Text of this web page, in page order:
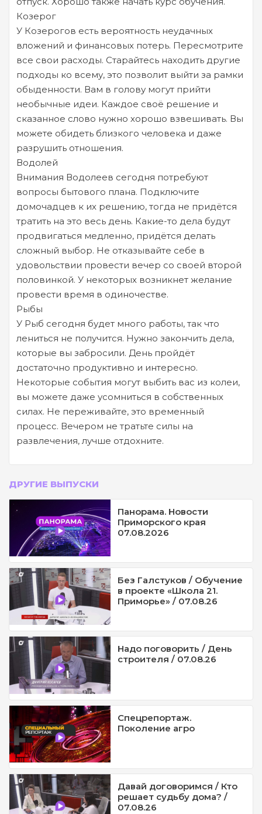
Козерог
У Козерогов есть вероятность неудачных
вложений и финансовых потерь. Пересмотрите
все свои расходы. Старайтесь находить другие
подходы ко всему, это позволит выйти за рамки
обыденности. Вам в голову могут прийти
необычные идеи. Каждое своё решение и
сказанное слово нужно хорошо взвешивать. Вы
можете обидеть близкого человека и даже
разрушить отношения.
Водолей
Внимания Водолеев сегодня потребуют
вопросы бытового плана. Подключите
домочадцев к их решению, тогда не придётся
тратить на это весь день. Какие-то дела будут
продвигаться медленно, придётся делать
сложный выбор. Не отказывайте себе в
удовольствии провести вечер со своей второй
половинкой. У некоторых возникнет желание
провести время в одиночестве.
Рыбы
У Рыб сегодня будет много работы, так что
лениться не получится. Нужно закончить дела,
которые вы забросили. День пройдёт
достаточно продуктивно и интересно.
Некоторые события могут выбить вас из колеи,
вы можете даже усомниться в собственных
силах. Не переживайте, это временный
процесс. Вечером не тратьте силы на
развлечения, лучше отдохните.
ДРУГИЕ ВЫПУСКИ
Панорама. Новости
Приморского края
07.08.2026
Без Галстуков / Обучение
в проекте «Школа 21.
Приморье» / 07.08.26
Надо поговорить / День
строителя / 07.08.26
Спецрепортаж.
Поколение агро
Давай договоримся / Кто
решает судьбу дома? /
07.08.26